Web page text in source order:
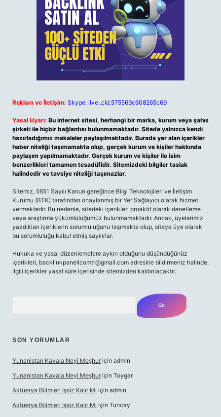
Reklam ve İletişim: Skype: live:.cid.575569c608265c69
Yasal Uyarı: Bu internet sitesi, herhangi bir marka, kurum veya şahıs
şirketi ile hiçbir bağlantısı bulunmamaktadır. Sitede yalnızca kendi
hazırladığımız makaleler paylaşılmaktadır. Burada yer alan içerikler
haber niteliği taşımamakta olup, gerçek kurum ve kişiler hakkında
paylaşım yapılmamaktadır. Gerçek kurum ve kişiler ile isim
benzerlikleri tamamen tesadüfidir. Sitemizdeki bilgiler taslak
halindedir ve tavsiye niteliği taşımazlar.
Sitemiz, 5651 Sayılı Kanun gereğince Bilgi Teknolojileri ve İletişim
Kurumu (BTK) tarafından onaylanmış bir Yer Sağlayıcı olarak hizmet
vermektedir. Bu nedenle, sitedeki içerikleri proaktif olarak denetleme
veya araştırma yükümlülüğümüz bulunmamaktadır. Ancak, üyelerimiz
yazdıkları içeriklerin sorumluluğunu taşımakta olup, siteye üye olarak
bu sorumluluğu kabul etmiş sayılırlar.
Hukuka ve yasal düzenlemelere aykırı olduğunu düşündüğünüz
içerikleri, backlinkpanelicomtr@gmail.com adresine bildirmeniz halinde,
ilgili içerikler yasal süre içerisinde sitemizden kaldırılacaktır.
SON YORUMLAR
Yunanistan Kavala Neyi Meşhur için admin
Yunanistan Kavala Neyi Meşhur için Toygar
Aktüerya Bilimleri Işsiz Kalır Mı için admin
Aktüerya Bilimleri Işsiz Kalır Mı için Tuncay